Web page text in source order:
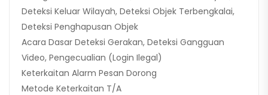
Deteksi Keluar Wilayah, Deteksi Objek Terbengkalai,
Deteksi Penghapusan Objek
Acara Dasar Deteksi Gerakan, Deteksi Gangguan
Video, Pengecualian (Login Ilegal)
Keterkaitan Alarm Pesan Dorong
Metode Keterkaitan T/A